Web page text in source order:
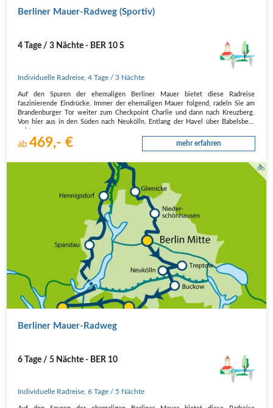
Berliner Mauer-Radweg (Sportiv)
4 Tage / 3 Nächte - BER 10 S
Individuelle Radreise ,4 Tage / 3 Nächte
Auf den Spuren der ehemaligen Berliner Mauer bietet diese Radreise
faszinierende Eindrücke. Immer der ehemaligen Mauer folgend, radeln Sie am
Brandenburger Tor weiter zum Checkpoint Charlie und dann nach Kreuzberg.
Von hier aus in den Süden nach Neukölln. Entlang der Havel über Babelsberg
ab469,- € mehr erfahren
Berliner Mauer-Radweg
6 Tage / 5 Nächte - BER 10
Individuelle Radreise ,6 Tage / 5 Nächte